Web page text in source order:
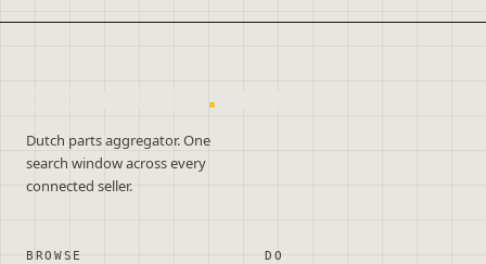
.
Dutch parts aggregator. One
search window across every
connected seller.
BROWSE DO